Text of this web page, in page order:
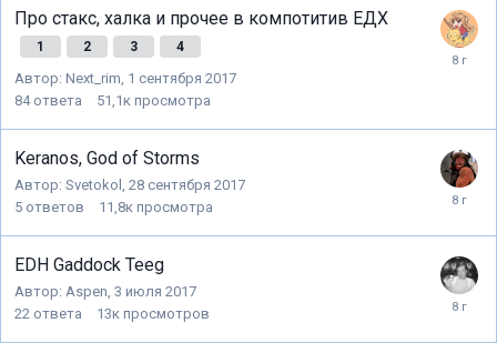
Про стакс, халка и прочее в компотитив ЕДХ
1 2 3 4
Автор: Next_rim, 1 сентября 2017
84 ответа 51,1к просмотра
Keranos, God of Storms
Автор: Svetokol , 28 сентября 2017
5 ответов 11,8к просмотра
EDH Gaddock Teeg
Автор: Aspen, 3 июля 2017
22 ответа 13к просмотров